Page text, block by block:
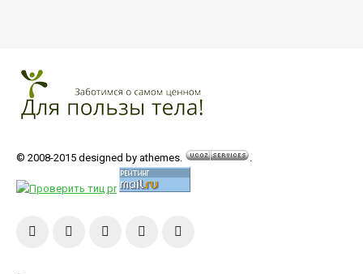
© 2008-2015 designed by athemes. .